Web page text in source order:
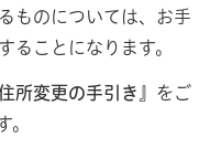
ものについては、お手
ることになります。
所変更の手引き』 をご
。